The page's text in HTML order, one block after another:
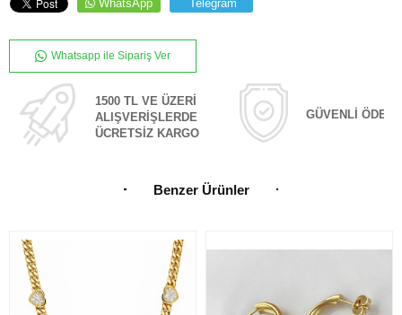
WhatsApp Telegram
Whatsapp ile Sipariş Ver
1500 TL VE ÜZERİ
ALIŞVERİŞLERDE
ÜCRETSİZ KARGO
GÜVENLİ
Benzer Ürünler